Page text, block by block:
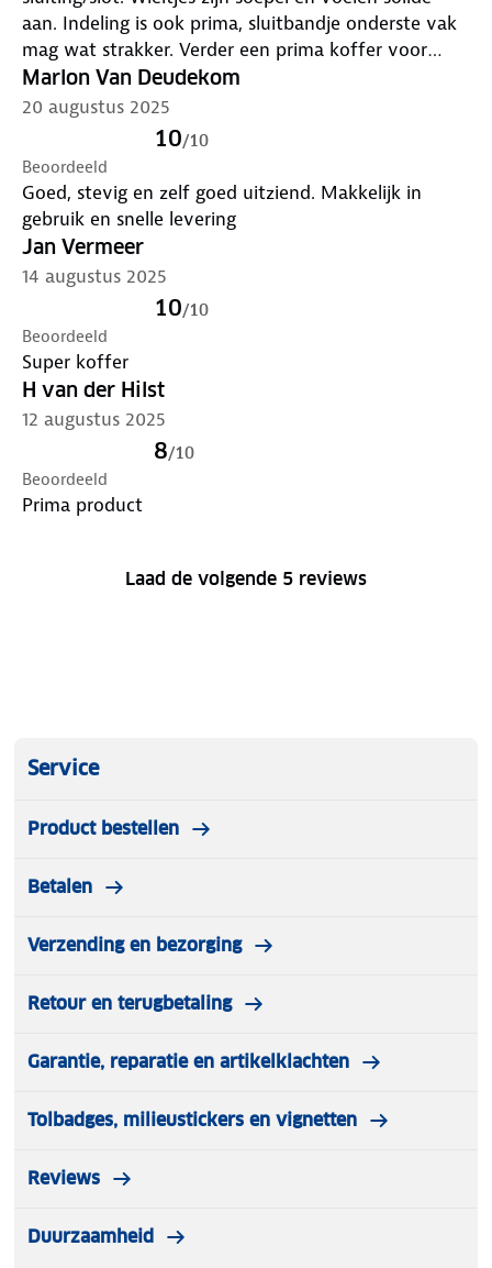
aan. Indeling is ook prima, sluitbandje onderste vak
mag wat strakker. Verder een prima koffer voor
langere vakanties.
Marlon Van Deudekom
20 augustus 2025
10/10
Beoordeeld
Goed, stevig en zelf goed uitziend. Makkelijk in
gebruik en snelle levering
Jan Vermeer
14 augustus 2025
10/10
Beoordeeld
Super koffer
H van der Hilst
12 augustus 2025
8/10
Beoordeeld
Prima product
Laad de volgende 5 reviews
Service
Product bestellen
Betalen
Verzending en bezorging
Retour en terugbetaling
Garantie, reparatie en artikelklachten
Tolbadges, milieustickers en vignetten
Reviews
Duurzaamheid